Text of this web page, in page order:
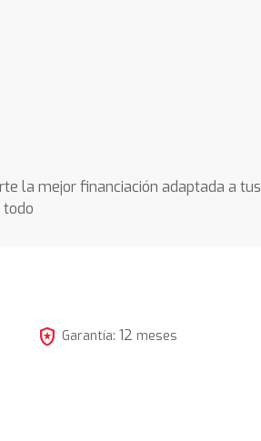
la mejor financiación adaptada a tus
todo
local_police Garantía: 12 meses